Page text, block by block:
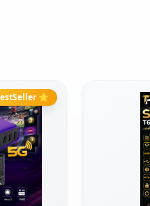
⭐ bestSeller